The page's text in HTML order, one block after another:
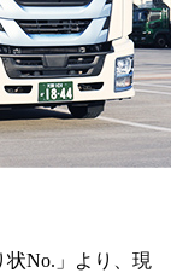
No.」より、現